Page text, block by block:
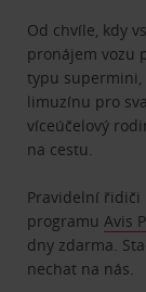
Od chvíle, kdy
pronájem vozu
typu supermini,
limuzínu pro
víceúčelový
na cestu.
Pravidelní řidiči
programuAvis
dny zdarma.
nechat na nás.